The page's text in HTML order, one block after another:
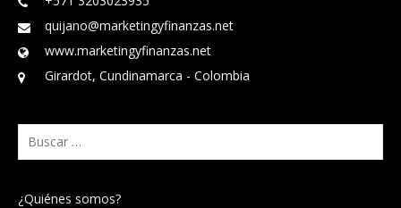
quijano@marketingyfinanzas.net
www.marketingyfinanzas.net
Girardot, Cundinamarca - Colombia
Buscar:
¿Quiénes somos?